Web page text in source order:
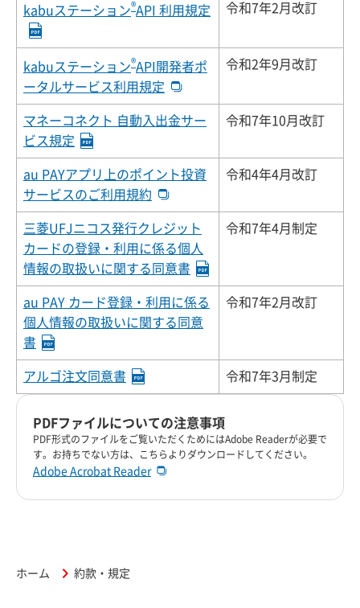
kabuステーション®API 利用規定 令和7年2月改訂
kabuステーション®API開発者ポ
ータルサービス利用規定
令和2年9月改訂
マネーコネクト 自動入出金サー
ビス規定
令和7年10月改訂
au PAYアプリ上のポイント投資
サービスのご利用規約
令和4年4月改訂
三菱UFJニコス発行クレジット
カードの登録・利用に係る個人
情報の取扱いに関する同意書
令和7年4月制定
au PAY カード登録・利用に係る
個人情報の取扱いに関する同意
書
令和7年2月改訂
アルゴ注文同意書 令和7年3月制定
PDFファイルについての注意事項
PDF形式のファイルをご覧いただくためにはAdobe Readerが必要で
す。お持ちでない方は、こちらよりダウンロードしてください。
Adobe Acrobat Reader
ホーム 約款・規定